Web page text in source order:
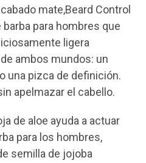
mate,Beard Control
para hombres que
ligera
ambos mundos: un
una pizca de definición.
apelmazar el cabello.
de aloe ayuda a actuar
para los hombres,
semilla de jojoba